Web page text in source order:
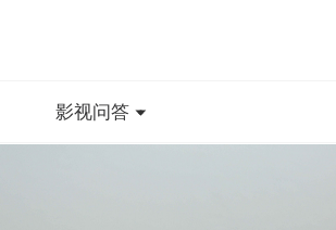
影视问答